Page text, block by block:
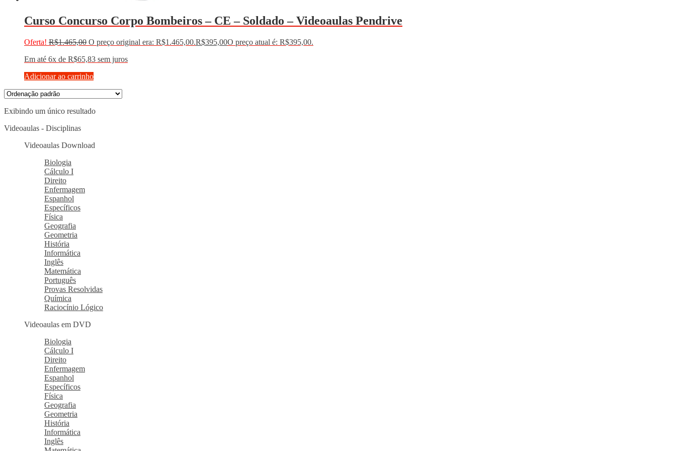
Curso Concurso Corpo Bombeiros – CE – Soldado – Videoaulas Pendrive
Oferta! R$1.465,00 O preço original era: R$1.465,00.R$395,00O preço atual é: R$395,00.
Em até 6x de R$65,83 sem juros
Adicionar ao carrinho
Exibindo um único resultado
Videoaulas - Disciplinas
Videoaulas Download
Biologia
Cálculo I
Direito
Enfermagem
Espanhol
Específicos
Física
Geografia
Geometria
História
Informática
Inglês
Matemática
Português
Provas Resolvidas
Química
Raciocínio Lógico
Videoaulas em DVD
Biologia
Cálculo I
Direito
Enfermagem
Espanhol
Específicos
Física
Geografia
Geometria
História
Informática
Inglês